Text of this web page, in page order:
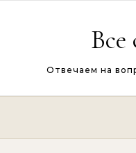
Все
Отвечаем на